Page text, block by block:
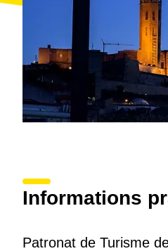
Informations
Patronat de Turisme